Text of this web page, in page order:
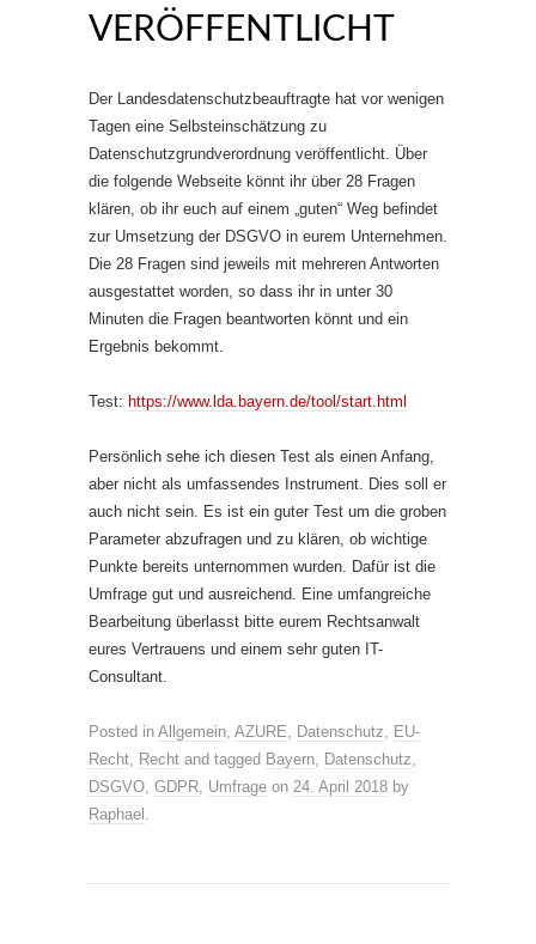
VERÖFFENTLICHT
Der Landesdatenschutzbeauftragte hat vor wenigen
Tagen eine Selbsteinschätzung zu
Datenschutzgrundverordnung veröffentlicht. Über
die folgende Webseite könnt ihr über 28 Fragen
klären, ob ihr euch auf einem „guten“ Weg befindet
zur Umsetzung der DSGVO in eurem Unternehmen.
Die 28 Fragen sind jeweils mit mehreren Antworten
ausgestattet worden, so dass ihr in unter 30
Minuten die Fragen beantworten könnt und ein
Ergebnis bekommt.
Test: https://www.lda.bayern.de/tool/start.html
Persönlich sehe ich diesen Test als einen Anfang,
aber nicht als umfassendes Instrument. Dies soll er
auch nicht sein. Es ist ein guter Test um die groben
Parameter abzufragen und zu klären, ob wichtige
Punkte bereits unternommen wurden. Dafür ist die
Umfrage gut und ausreichend. Eine umfangreiche
Bearbeitung überlasst bitte eurem Rechtsanwalt
eures Vertrauens und einem sehr guten IT-
Consultant.
Posted in Allgemein, AZURE, Datenschutz, EU-
Recht, Recht and tagged Bayern, Datenschutz,
DSGVO, GDPR, Umfrage on 24. April 2018 by
Raphael .